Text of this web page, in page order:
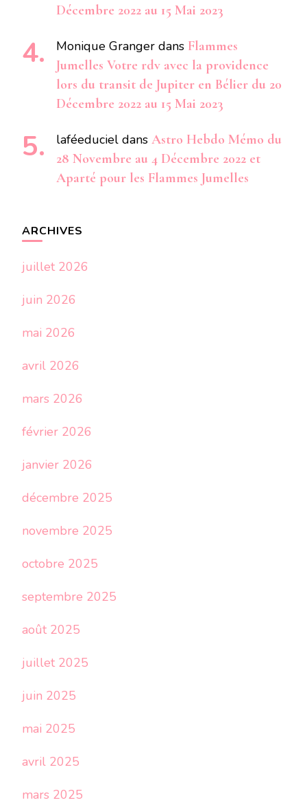
Décembre 2022 au 15 Mai 2023
Monique Granger dans Flammes
Jumelles Votre rdv avec la providence
lors du transit de Jupiter en Bélier du 20
Décembre 2022 au 15 Mai 2023
laféeduciel dans Astro Hebdo Mémo du
28 Novembre au 4 Décembre 2022 et
Aparté pour les Flammes Jumelles
ARCHIVES
juillet 2026
juin 2026
mai 2026
avril 2026
mars 2026
février 2026
janvier 2026
décembre 2025
novembre 2025
octobre 2025
septembre 2025
août 2025
juillet 2025
juin 2025
mai 2025
avril 2025
mars 2025